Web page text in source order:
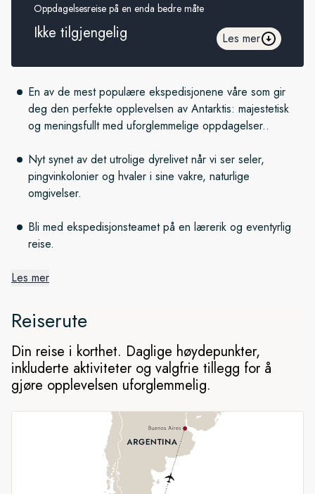
En av de mest populære ekspedisjonene våre som gir
deg den perfekte opplevelsen av Antarktis: majestetisk
og meningsfullt med uforglemmelige oppdagelser..
Nyt synet av det utrolige dyrelivet når vi ser seler,
pingvinkolonier og hvaler i sine vakre, naturlige
omgivelser.
Bli med ekspedisjonsteamet på en lærerik og eventyrlig
reise.
Fantastiske islandskap
Beundre kolossale isbreer og isfjell på dette utrolige
ekspedisjonscruiset i Antarktis. Opplev de majestetiske
omgivelsene mens vi seiler gjennom stadig skiftende
islandskap på det hybriddrevne skipet vårt.
Ekspedisjonsteamet tar deg nærmere de fantastiske
omgivelsene på iscruise og landingsaktiviteter.
Dyreliv i Antarktis
Det er en travel tid for dyrelivet i Antarktis fra november til
Les mer
Oppdagelsesreise på en enda bedre måte
Ikke tilgjengelig Les mer
Reiserute
Din reise i korthet. Daglige høydepunkter,
inkluderte aktiviteter og valgfrie tillegg for å
gjøre opplevelsen uforglemmelig.